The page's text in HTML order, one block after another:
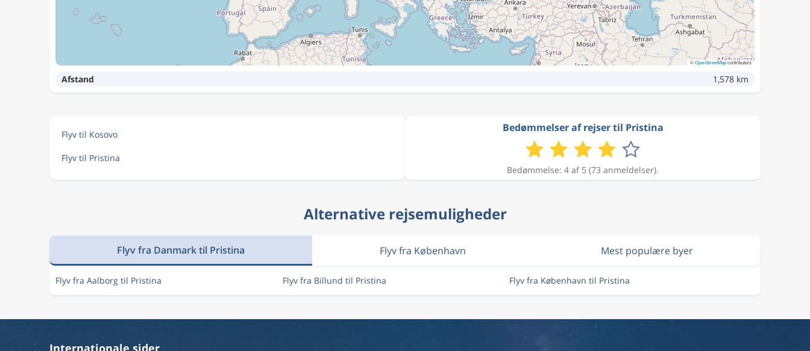
©OpenStreetMapcontributors
Afstand 1,578 km
Flyv til Kosovo
Flyv til Pristina
Bedømmelser af rejser til Pristina
Bedømmelse: 4 af 5 (73 anmeldelser).
Alternative rejsemuligheder
Flyv fra Danmark til Pristina Flyv fra København Mest populære byer
Flyv fra Aalborg til Pristina Flyv fra Billund til Pristina Flyv fra København til Pristina
Internationale sider